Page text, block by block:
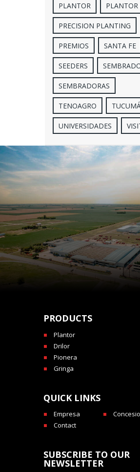
PLANTOR PLANTOR
PRECISION PLANTING
PREMIOS SANTA FE
SEEDERS
SEMBRADORAS
TENOAGRO
UNIVERSIDADES
PRODUCTS
Plantor
Drilor
Pionera
Gringa
QUICK LINKS
Empresa
Contact
SUBSCRIBE TO OUR
NEWSLETTER